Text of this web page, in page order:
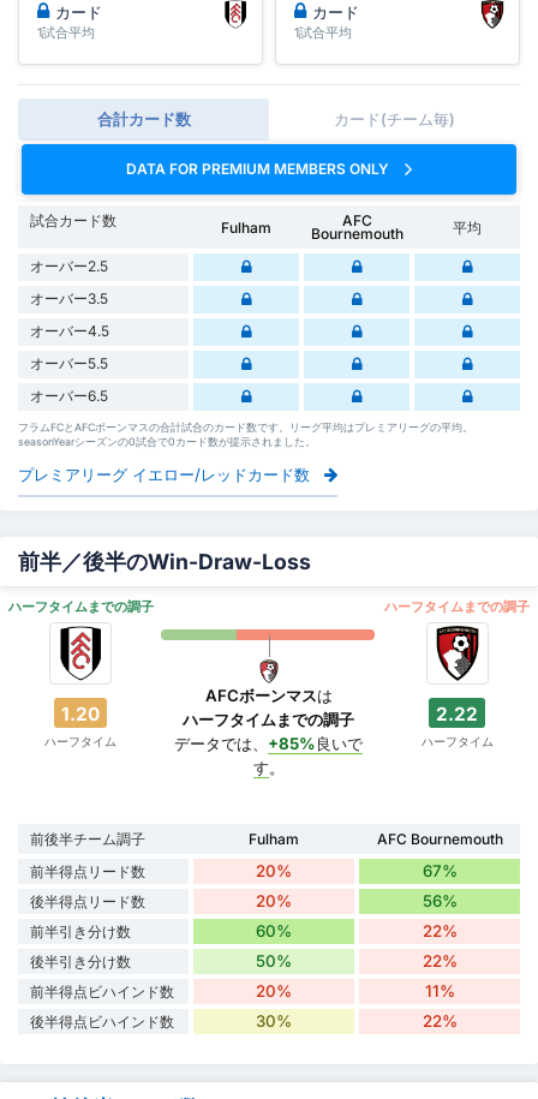
カード
1試合平均
カード
1試合平均
合計カード数 カード(チーム毎)
DATA FOR PREMIUM MEMBERS ONLY
試合カード数 Fulham AFC
Bournemouth 平均
オーバー2.5
オーバー3.5
オーバー4.5
オーバー5.5
オーバー6.5
フラムFCとAFCボーンマスの合計試合のカード数です。リーグ平均はプレミアリーグの平均。
seasonYearシーズンの0試合で0カード数が提示されました。
プレミアリーグ イエロー/レッドカード数
前半／後半のWin-Draw-Loss
ハーフタイムまでの調子 ハーフタイムまでの調子
1.20
ハーフタイム
AFCボーンマスは
ハーフタイムまでの調子
データでは、 +85%良いで
す。
2.22
ハーフタイム
前後半チーム調子 Fulham
AFC Bournemouth
前半得点リード数
20% 67%
後半得点リード数 20% 56%
前半引き分け数 60% 22%
後半引き分け数 50% 22%
前半得点ビハインド数 20% 11%
後半得点ビハインド数 30% 22%